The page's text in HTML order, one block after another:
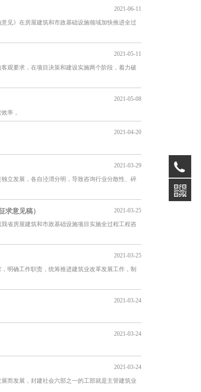
2021-06-11
见》在房屋建筑和市政基础设施领域加快推进全过
2021-05-11
观要求，在项目决策和建设实施两个阶段，着力破
2021-05-08
率，
2021-04-20
2021-03-29
立发展，各自泾渭分明，导致咨询行业分散性、碎
求意见稿）
2021-03-25
省房屋建筑和市政基础设施项目实施全过程工程咨
2021-03-25
明确工作职责，统筹推进建筑业改革发展工作，制
2021-03-24
2021-03-24
2021-03-24
而发展，封建社会六部之一的工部就是主管建筑业